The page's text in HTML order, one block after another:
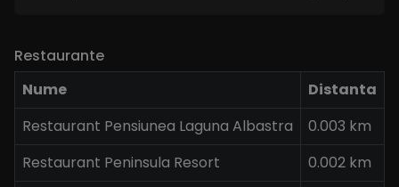
Restaurante
Nume
Distanta
Restaurant Pensiunea Laguna Albastra
0.003 km
Restaurant Peninsula Resort
0.002 km